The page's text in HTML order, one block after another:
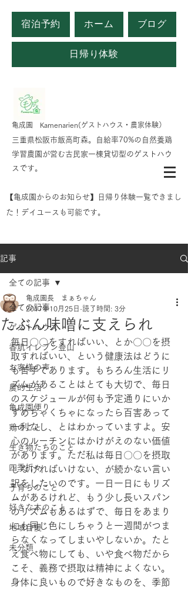
宿泊予約 ホーム ブログ
日帰り体験
​亀成園 Kamenarien(ゲストハウス・農家体験）
​​三重県松阪市飯高町森。自給率70%の自然養鶏
学習農園が営む古民家一棟貸切型のゲストハウ
スです。
​【亀成園からのお知らせ】日帰り体験一覧できまし
た！デイユースも可能です。
記事
全ての記事
ゲストハウス
香肌イレブン登山
お客様の声
農的生活
亀成園便り
鶏のこと
生き物たちのこと
四季折々
子育ちのこと
好きな本のこと
地域自慢
未分類
全ての記事
たぶん味噌に支えられ
亀成園長 まぁちゃん
2017年10月25日 読了時間: 3分
毎日〇〇をすればいい、とか〇〇を摂
取すればいい、という健康法はどうに
も苦手であります。もちろん生活にリ
ズムがあることはとても大切で、毎日
のスケジュールが何も予定通りにいか
ずめちゃくちゃになったら百害あって
一利なし、とはわかっていますよ。安
心のルーチンにはかけがえのない価値
があります。ただ私は毎日〇〇を摂取
しなければいけない、が続かない言い
訳をしたいのです。一日一日にもリズ
ムがあるけれど、もう少し長いスパン
のリズムもあるはずで、毎日をあまり
にも同じ色にしちゃうと一週間がつま
らなくなってしまいやしないか。たと
え食べ物にしても、いや食べ物だから
こそ、義務で摂取は精神によくない。
身体に良いもので好きなものを、季節